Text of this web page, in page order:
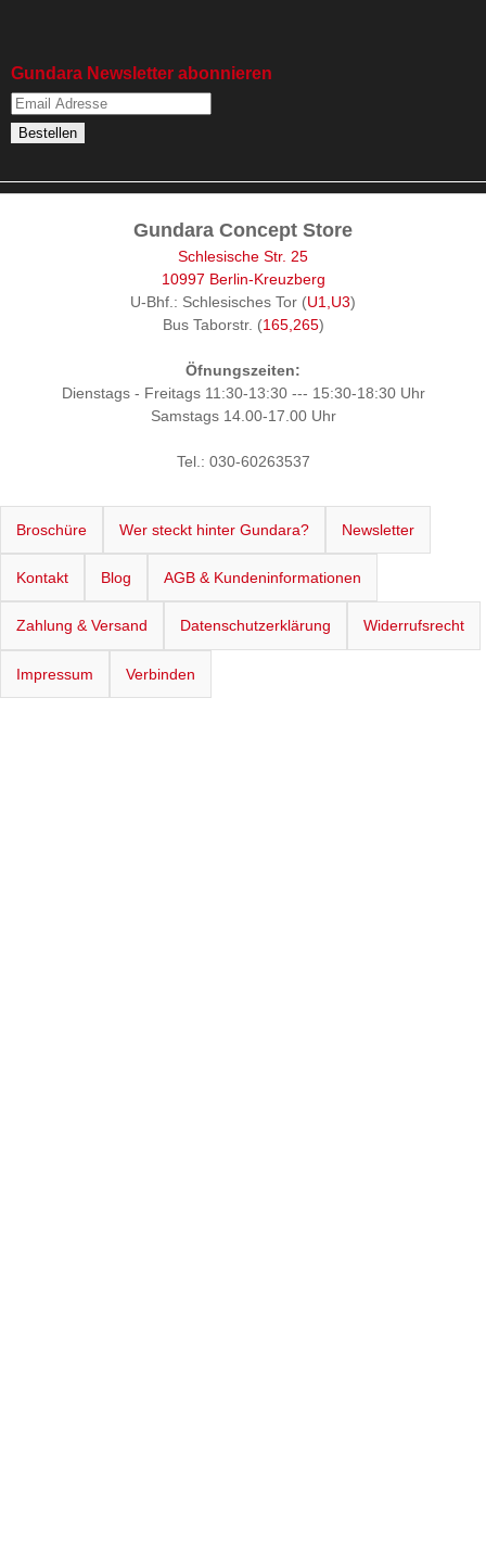
Gundara Newsletter abonnieren
Gundara Concept Store
Schlesische Str. 25
10997 Berlin-Kreuzberg
U-Bhf.: Schlesisches Tor (U1,U3)
Bus Taborstr. (165,265)
Öfnungszeiten:
Dienstags - Freitags 11:30-13:30 --- 15:30-18:30 Uhr
Samstags 14.00-17.00 Uhr
Tel.: 030-60263537
Broschüre Wer steckt hinter Gundara? Newsletter
Kontakt Blog AGB & Kundeninformationen
Zahlung & Versand Datenschutzerklärung Widerrufsrecht
Impressum Verbinden